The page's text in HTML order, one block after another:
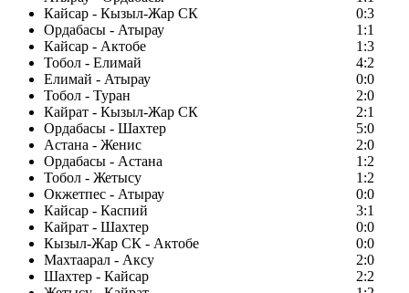
Кайсар - Кызыл-Жар СК
0:3
Ордабасы - Атырау
1:1
Кайсар - Актобе
1:3
Тобол - Елимай
4:2
Елимай - Атырау
0:0
Тобол - Туран
2:0
Кайрат - Кызыл-Жар СК
2:1
Ордабасы - Шахтер
5:0
Астана - Женис
2:0
Ордабасы - Астана
1:2
Тобол - Жетысу
1:2
Окжетпес - Атырау
0:0
Кайсар - Каспий
3:1
Кайрат - Шахтер
0:0
Кызыл-Жар СК - Актобе
0:0
Махтаарал - Аксу
2:0
Шахтер - Кайсар
2:2